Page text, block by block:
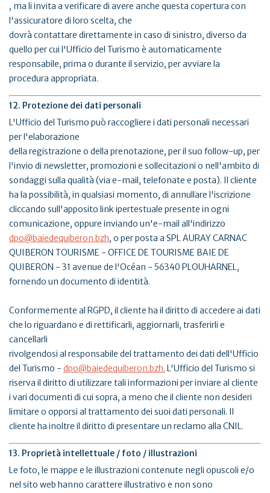
, ma li invita a verificare di avere anche questa copertura con
l'assicuratore di loro scelta, che
dovrà contattare direttamente in caso di sinistro, diverso da
quello per cui l'Ufficio del Turismo è automaticamente
responsabile, prima o durante il servizio, per avviare la
procedura appropriata.
12. Protezione dei dati personali
L'Ufficio del Turismo può raccogliere i dati personali necessari
per l'elaborazione
della registrazione o della prenotazione, per il suo follow-up, per
l'invio di newsletter, promozioni e sollecitazioni o nell'ambito di
sondaggi sulla qualità (via e-mail, telefonate e posta). Il cliente
ha la possibilità, in qualsiasi momento, di annullare l'iscrizione
cliccando sull'apposito link ipertestuale presente in ogni
comunicazione, oppure inviando un'e-mail all'indirizzo
dpo@baiedequiberon.bzh, o per posta a SPL AURAY CARNAC
QUIBERON TOURISME - OFFICE DE TOURISME BAIE DE
QUIBERON - 31 avenue de l'Océan - 56340 PLOUHARNEL,
fornendo un documento di identità.
Conformemente al RGPD, il cliente ha il diritto di accedere ai dati
che lo riguardano e di rettificarli, aggiornarli, trasferirli e
cancellarli
rivolgendosi al responsabile del trattamento dei dati dell'Ufficio
del Turismo - dpo@baiedequiberon.bzh. L'Ufficio del Turismo si
riserva il diritto di utilizzare tali informazioni per inviare al cliente
i vari documenti di cui sopra, a meno che il cliente non desideri
limitare o opporsi al trattamento dei suoi dati personali. Il
cliente ha inoltre il diritto di presentare un reclamo alla CNIL.
13. Proprietà intellettuale / foto / illustrazioni
Le foto, le mappe e le illustrazioni contenute negli opuscoli e/o
nel sito web hanno carattere illustrativo e non sono